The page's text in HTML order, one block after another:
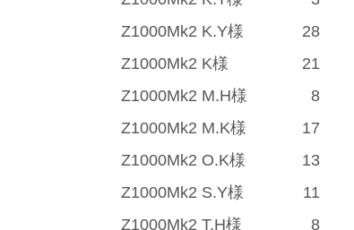
Z1000Mk2 K.Y様
28
Z1000Mk2 K様
21
Z1000Mk2 M.H様
8
Z1000Mk2 M.K様
17
Z1000Mk2 O.K様
13
Z1000Mk2 S.Y様
11
Z1000Mk2 T.H様
8